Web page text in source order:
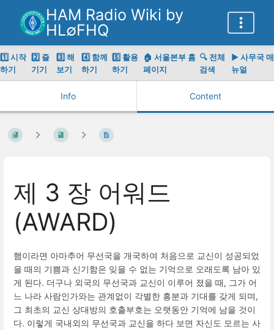
HAM Radio Wiki by
HL∅FHQ
1️⃣ 시작
하기
2️⃣ 즐
기기
3️⃣ 해
보기
4️⃣ 함께
하기
5️⃣ 활용
하기
🏠 서울본부 홈
페이지
🔍 전체
검색
▶️ 사무국 매
뉴얼
Info Content
제 3 장 어워드
(AWARD)
햄이라면 아마추어 무선국을 개국하여 처음으로 교신이 성공되었
을 때의 기쁨과 신기함은 잊을 수 없는 기억으로 오래도록 남아 있
게 된다. 더구나 외국의 무선국과 교신이 이루어 졌을 때, 그가 어
느 나라 사람인가와는 관계없이 각별한 흥분과 기대를 갖게 되며,
그 최초의 교신 상대방의 호출부호는 오랫동안 기억에 남을 것이
다. 이렇게 국내외의 무선국과 교신을 하다 보면 자신도 모르는 사